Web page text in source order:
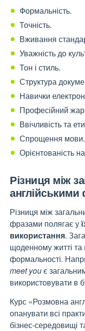
Формальність.
Точність.
Вживання
Уважність до
Тон і стиль.
Структура
Навички
Професійний
Ввічливість та
Спрощення мови.
Орієнтованість
Різниця між
Різниця між
фразами полягає у
використання.
щоденному житті
формальності.
meet you є
використовувати в
Курс «Розмовна
опанувати всі
бізнес-середовищі